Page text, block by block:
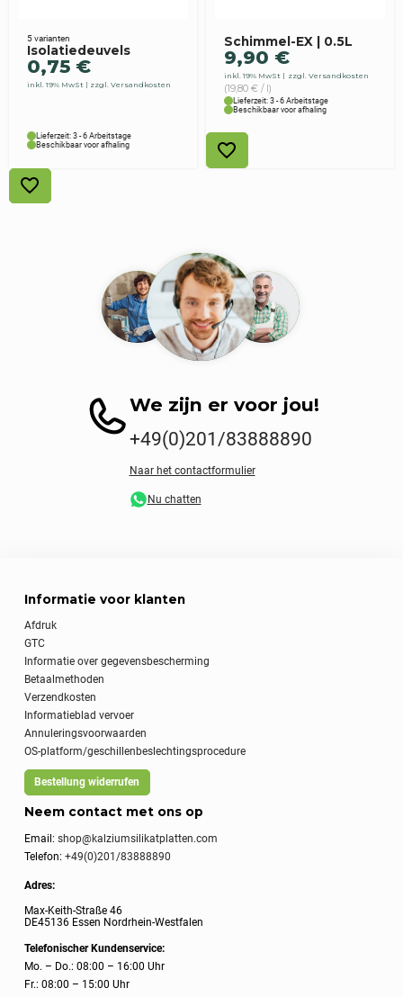
Isolatiedeuvels
0,75 €
inkl. 19% MwSt zzgl. Versandkosten
5 varianten
Lieferzeit: 3 - 6 Arbeitstage
Beschikbaar voor afhaling
Schimmel-EX | 0.5L
9,90 €
inkl. 19% MwSt zzgl. Versandkosten
(19,80 € / l)
Lieferzeit: 3 - 6 Arbeitstage
Beschikbaar voor afhaling
We zijn er voor jou!
+49(0)201/83888890
Naar het contactformulier
Nu chatten
Informatie voor klanten
Afdruk
GTC
Informatie over gegevensbescherming
Betaalmethoden
Verzendkosten
Informatieblad vervoer
Annuleringsvoorwaarden
OS-platform/geschillenbeslechtingsprocedure
Bestellung widerrufen
Neem contact met ons op
Email:shop@kalziumsilikatplatten.com
Telefon:+49(0)201/83888890
Adres:
Max-Keith-Straße 46
DE45136 Essen Nordrhein-Westfalen
Telefonischer Kundenservice:
Mo. – Do.: 08:00 – 16:00 Uhr
Fr.: 08:00 – 15:00 Uhr